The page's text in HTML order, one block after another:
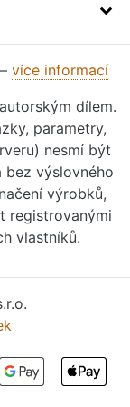
více informací
dílem.
parametry,
nesmí být
bez výslovného
výrobků,
registrovanými
vlastníků.